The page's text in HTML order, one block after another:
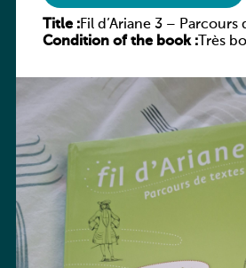
Title :Fil d’Ariane 3 – Parcours
Condition of the book :Très